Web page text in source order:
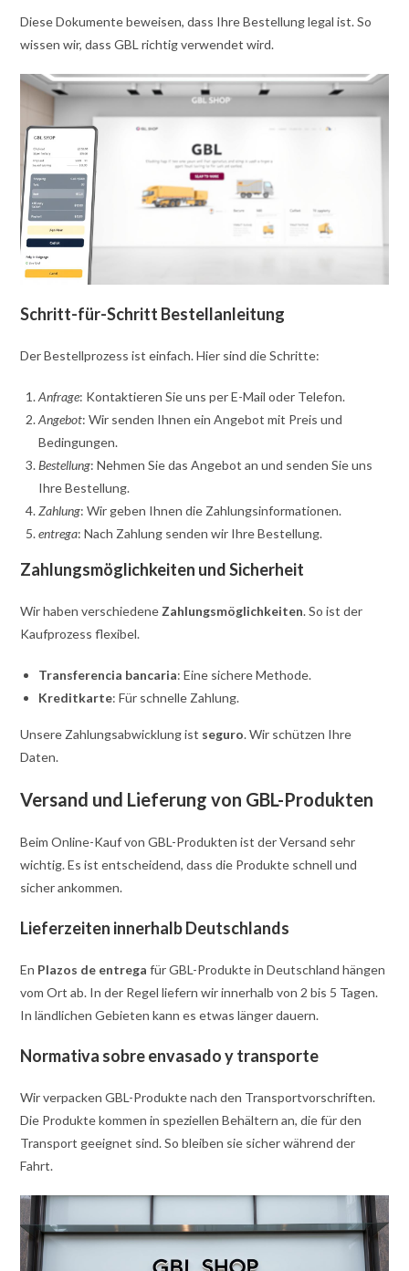
Diese Dokumente beweisen, dass Ihre Bestellung legal ist. So
wissen wir, dass GBL richtig verwendet wird.
Schritt-für-Schritt Bestellanleitung
Der Bestellprozess ist einfach. Hier sind die Schritte:
Anfrage: Kontaktieren Sie uns per E-Mail oder Telefon.
Angebot: Wir senden Ihnen ein Angebot mit Preis und
Bedingungen.
Bestellung: Nehmen Sie das Angebot an und senden Sie uns
Ihre Bestellung.
Zahlung: Wir geben Ihnen die Zahlungsinformationen.
entrega: Nach Zahlung senden wir Ihre Bestellung.
Zahlungsmöglichkeiten und Sicherheit
Wir haben verschiedene Zahlungsmöglichkeiten. So ist der
Kaufprozess flexibel.
Transferencia bancaria: Eine sichere Methode.
Kreditkarte: Für schnelle Zahlung.
Unsere Zahlungsabwicklung ist seguro. Wir schützen Ihre
Daten.
Versand und Lieferung von GBL-Produkten
Beim Online-Kauf von GBL-Produkten ist der Versand sehr
wichtig. Es ist entscheidend, dass die Produkte schnell und
sicher ankommen.
Lieferzeiten innerhalb Deutschlands
En Plazos de entrega für GBL-Produkte in Deutschland hängen
vom Ort ab. In der Regel liefern wir innerhalb von 2 bis 5 Tagen.
In ländlichen Gebieten kann es etwas länger dauern.
Normativa sobre envasado y transporte
Wir verpacken GBL-Produkte nach den Transportvorschriften.
Die Produkte kommen in speziellen Behältern an, die für den
Transport geeignet sind. So bleiben sie sicher während der
Fahrt.